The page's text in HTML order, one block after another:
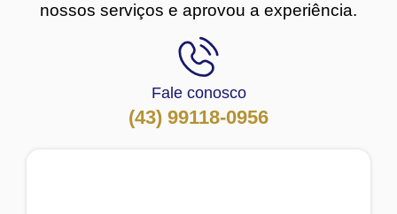
nossos serviços e aprovou a experiência.
Fale conosco
(43) 99118-0956